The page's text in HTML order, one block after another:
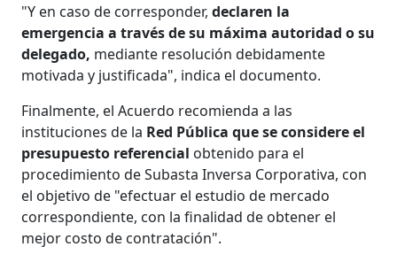
"Y en caso de corresponder, declaren la
emergencia a través de su máxima autoridad o su
delegado, mediante resolución debidamente
motivada y justificada", indica el documento.
Finalmente, el Acuerdo recomienda a las
instituciones de la Red Pública que se considere el
presupuesto referencial obtenido para el
procedimiento de Subasta Inversa Corporativa, con
el objetivo de "efectuar el estudio de mercado
correspondiente, con la finalidad de obtener el
mejor costo de contratación".